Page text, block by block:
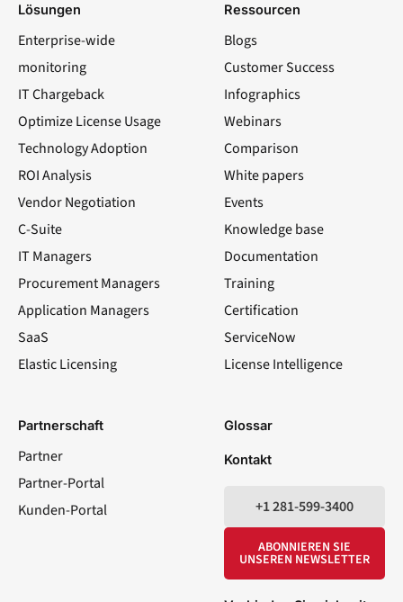
Lösungen
Enterprise-wide
monitoring
IT Chargeback
Optimize License Usage
Technology Adoption
ROI Analysis
Vendor Negotiation
C-Suite
IT Managers
Procurement Managers
Application Managers
SaaS
Elastic Licensing
Ressourcen
Blogs
Customer Success
Infographics
Webinars
Comparison
White papers
Events
Knowledge base
Documentation
Training
Certification
ServiceNow
License Intelligence
Partnerschaft
Partner
Partner-Portal
Kunden-Portal
Glossar
Kontakt
+1 281-599-3400
ABONNIEREN SIE
UNSEREN NEWSLETTER